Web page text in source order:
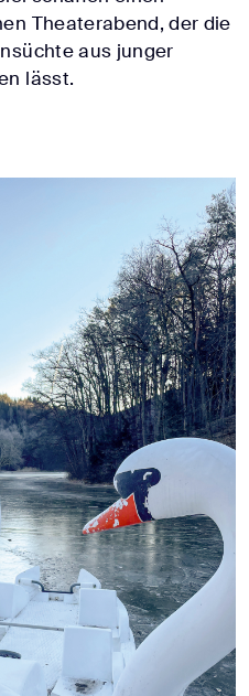
Theaterabend, der die
aus junger
lässt.